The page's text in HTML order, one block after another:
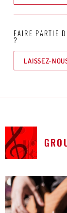
FAIRE PARTIE
?
LAISSEZ-